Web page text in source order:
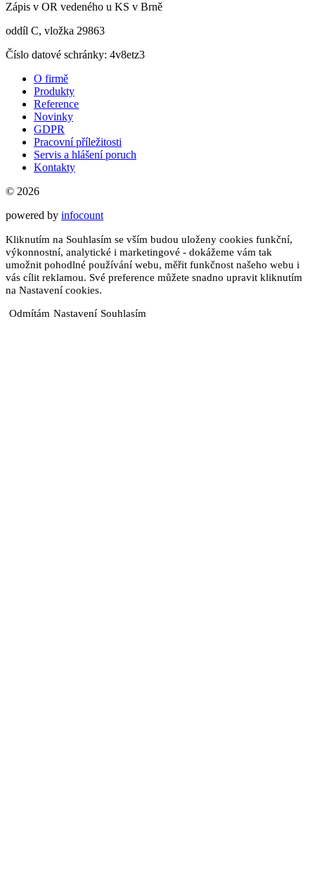
Zápis v OR vedeného u KS v Brně
oddíl C, vložka 29863
Číslo datové schránky: 4v8etz3
O firmě
Produkty
Reference
Novinky
GDPR
Pracovní příležitosti
Servis a hlášení poruch
Kontakty
© 2026
powered by infocount
Kliknutím na Souhlasím se vším budou uloženy cookies funkční,
výkonnostní, analytické i marketingové - dokážeme vám tak
umožnit pohodlné používání webu, měřit funkčnost našeho webu i
vás cílit reklamou. Své preference můžete snadno upravit kliknutím
na Nastavení cookies.
Odmítám Nastavení Souhlasím